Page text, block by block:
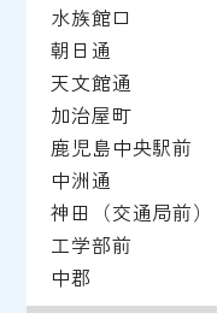
水族館口
朝日通
天文館通
加治屋町
鹿児島中央駅前
中洲通
神田（交通局前）
工学部前
中郡